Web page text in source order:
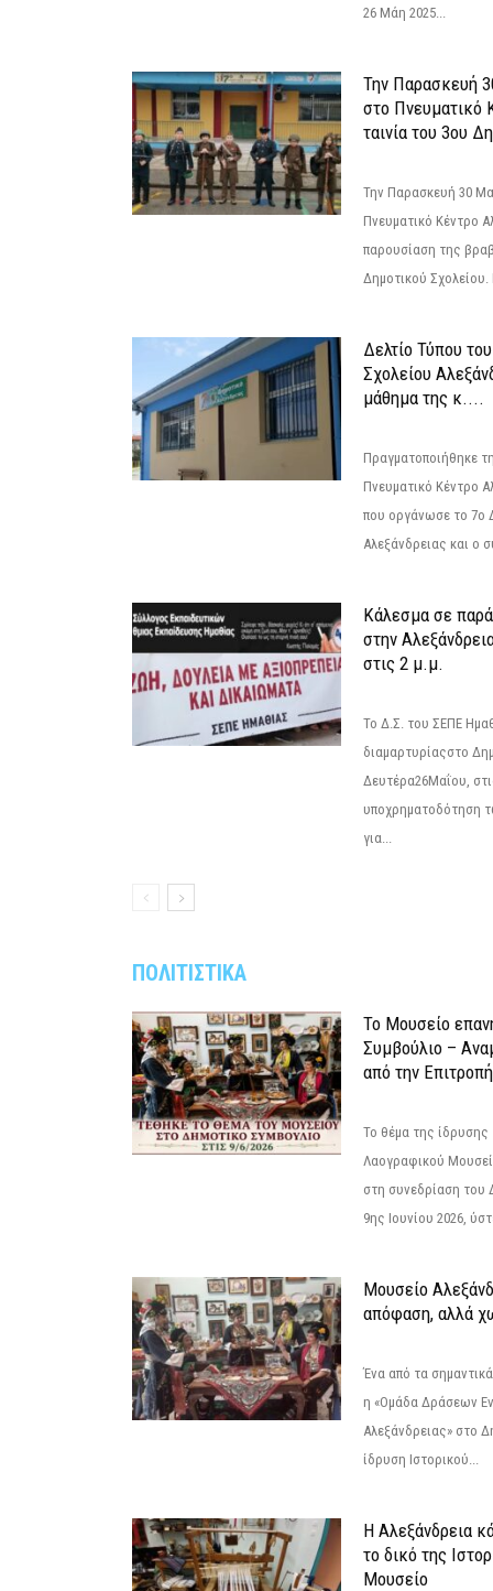
26 Μάη 2025...
Την Παρασκευή
στο Πνευματικό
ταινία του 3ου
Την Παρασκευή 30
Πνευματικό Κέντρο
παρουσίαση της
Δημοτικού Σχολείου.
Δελτίο Τύπου
Σχολείου
μάθημα της κ....
Πραγματοποιήθηκε
Πνευματικό Κέντρο
που οργάνωσε το 7ο
Αλεξάνδρειας και ο
Κάλεσμα σε
στην
στις 2 μ.μ.
Το Δ.Σ. του ΣΕΠΕ
διαμαρτυρίαςστο
Δευτέρα26Μαΐου,
υποχρηματοδότηση
για...
ΠΟΛΙΤΙΣΤΙΚΑ
Το Μουσείο
Συμβούλιο –
από την Επιτροπή
Το θέμα της ίδρυσης
Λαογραφικού
στη συνεδρίαση του
9ης Ιουνίου 2026,
Μουσείο
απόφαση, αλλά
Ένα από τα
η «Ομάδα Δράσεων
Αλεξάνδρειας» στο
ίδρυση Ιστορικού...
Η Αλεξάνδρεια
το δικό της
Μουσείο